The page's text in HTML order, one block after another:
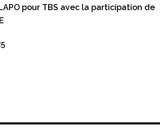
pour TBS avec la participation de